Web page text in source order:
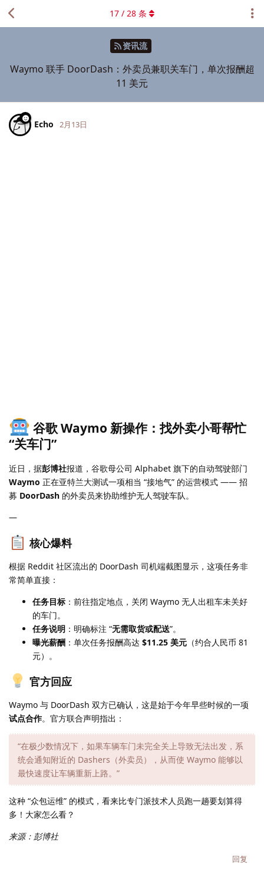
资讯流
Waymo 联手 DoorDash：外卖员兼职关车门，单次报酬超
11 美元
17 / 28 条
Echo 2月13日
谷歌 Waymo 新操作：找外卖小哥帮忙
“关车门”
近日，据彭博社报道，谷歌母公司 Alphabet 旗下的自动驾驶部门
Waymo 正在亚特兰大测试一项相当 “接地气” 的运营模式 —— 招
募 DoorDash 的外卖员来协助维护无人驾驶车队。
—
核心爆料
根据 Reddit 社区流出的 DoorDash 司机端截图显示，这项任务非
常简单直接：
任务目标 ：前往指定地点，关闭 Waymo 无人出租车未关好
的车门。
任务说明 ：明确标注 “无需取货或配送”。
曝光薪酬 ：单次任务报酬高达 $11.25 美元 （约合人民币 81
元）。
官方回应
Waymo 与 DoorDash 双方已确认，这是始于今年早些时候的一项
试点合作。官方联合声明指出：
“在极少数情况下，如果车辆车门未完全关上导致无法出发，系
统会通知附近的 Dashers（外卖员），从而使 Waymo 能够以
最快速度让车辆重新上路。”
这种 “众包运维” 的模式，看来比专门派技术人员跑一趟要划算得
多！大家怎么看？
来源：彭博社
回复